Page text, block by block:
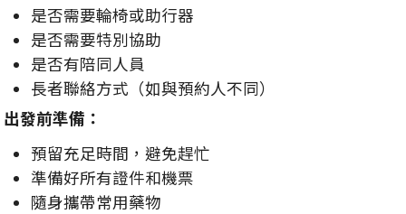
是否需要輪椅或助行器
是否需要特別協助
是否有陪同人員
長者聯絡方式（如與預約人不同）
出發前準備：
預留充足時間，避免趕忙
準備好所有證件和機票
隨身攜帶常用藥物